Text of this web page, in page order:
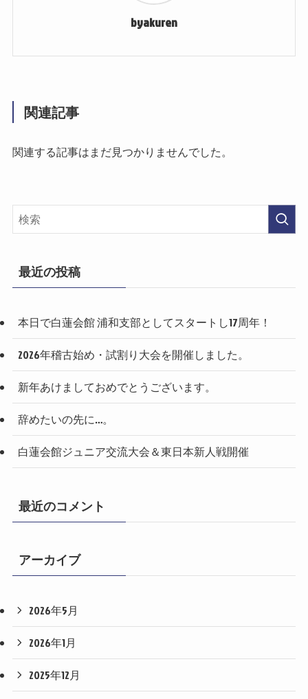
byakuren
関連記事
関連する記事はまだ見つかりませんでした。
最近の投稿
本日で白蓮会館 浦和支部としてスタートし17周年！
2026年稽古始め・試割り大会を開催しました。
新年あけましておめでとうございます。
辞めたいの先に…。
白蓮会館ジュニア交流大会＆東日本新人戦開催
最近のコメント
アーカイブ
2026年5月
2026年1月
2025年12月